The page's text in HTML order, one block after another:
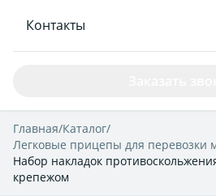
Контакты
Главная/Каталог/
Легковые прицепы для перевозки
Набор накладок
крепежом